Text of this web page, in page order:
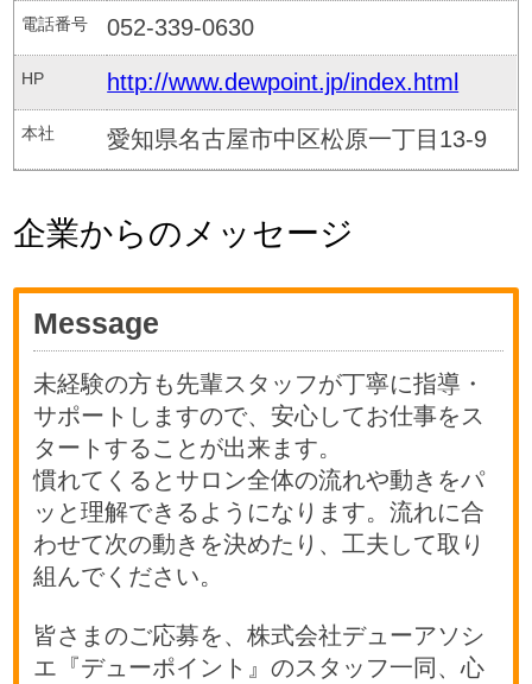
電話番号 052-339-0630
HP http://www.dewpoint.jp/index.html
本社 愛知県名古屋市中区松原一丁目13-9
企業からのメッセージ
Message
未経験の方も先輩スタッフが丁寧に指導・
サポートしますので、安心してお仕事をス
タートすることが出来ます。
慣れてくるとサロン全体の流れや動きをパ
ッと理解できるようになります。流れに合
わせて次の動きを決めたり、工夫して取り
組んでください。
皆さまのご応募を、株式会社デューアソシ
エ『デューポイント』のスタッフ一同、心